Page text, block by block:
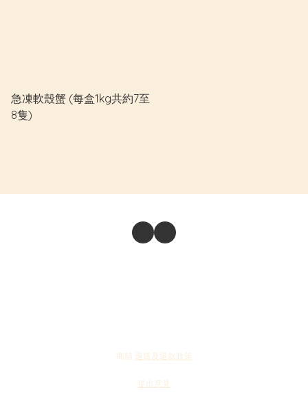
急凍軟殼蟹 (每盒1kg共約7至
8隻)
商舖 退貨及退款政策
提出意見